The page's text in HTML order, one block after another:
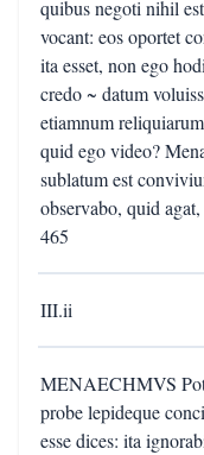
quibus negoti nihil
vocant: eos oportet
ita esset, non ego
credo ~ datum
etiamnum
quid ego video?
sublatum est
observabo, quid
465
III.ii
MENAECHMVS
probe lepideque
esse dices: ita